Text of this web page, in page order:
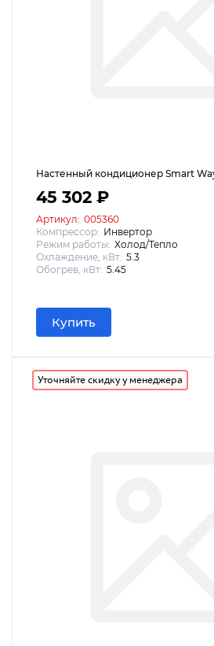
Настенный кондиционер Smart Way
45 302 ₽
Артикул: 005360
Компрессор: Инвертор
Режим работы: Холод/Тепло
Охлаждение, кВт: 5.3
Обогрев, кВт: 5.45
Купить
Уточняйте скидку у менеджера